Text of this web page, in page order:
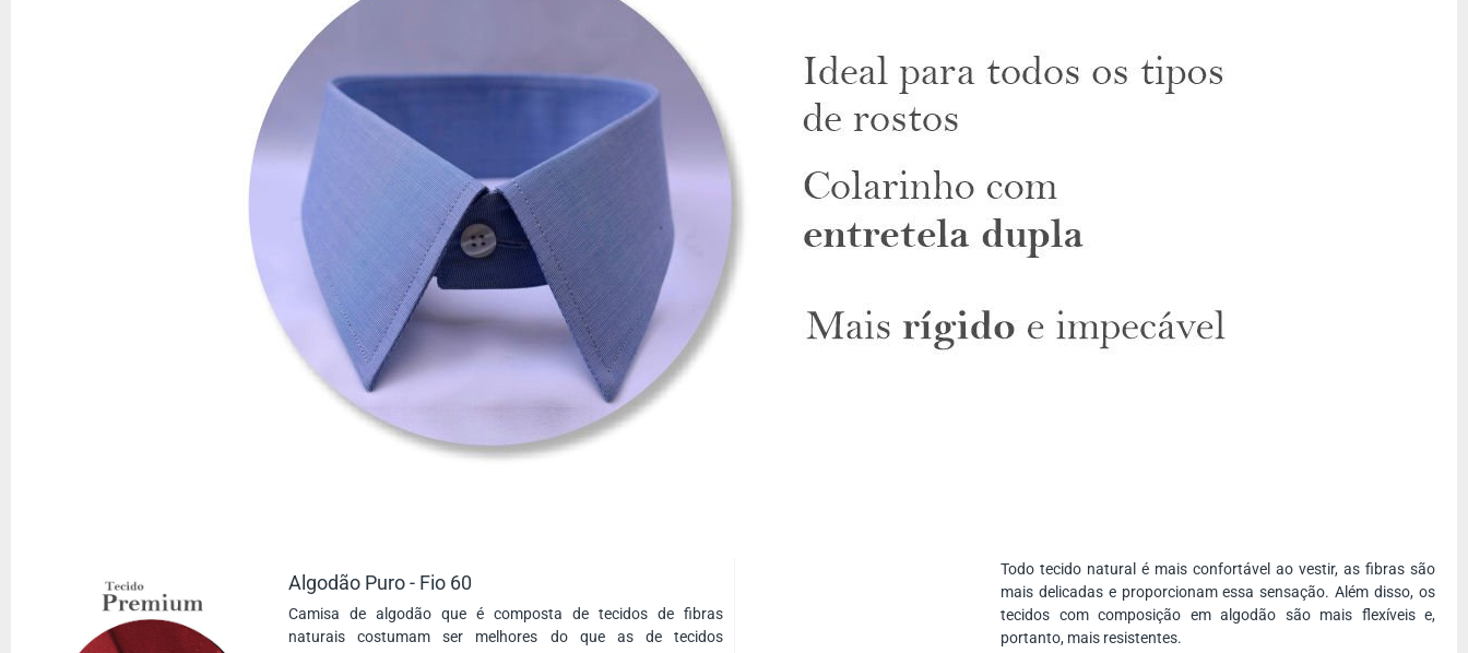
Algodão Puro - Fio 60
Camisa de algodão que é composta de tecidos de fibras
naturais costumam ser melhores do que as de tecidos
Todo tecido natural é mais confortável ao vestir, as fibras são
mais delicadas e proporcionam essa sensação. Além disso, os
tecidos com composição em algodão são mais flexíveis e,
portanto, mais resistentes.